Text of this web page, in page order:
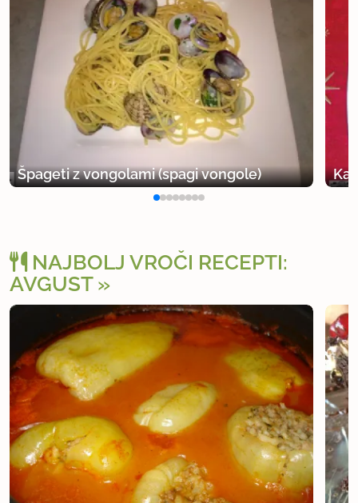
Špageti z vongolami (spagi vongole)
NAJBOLJ VROČI RECEPTI:
AVGUST